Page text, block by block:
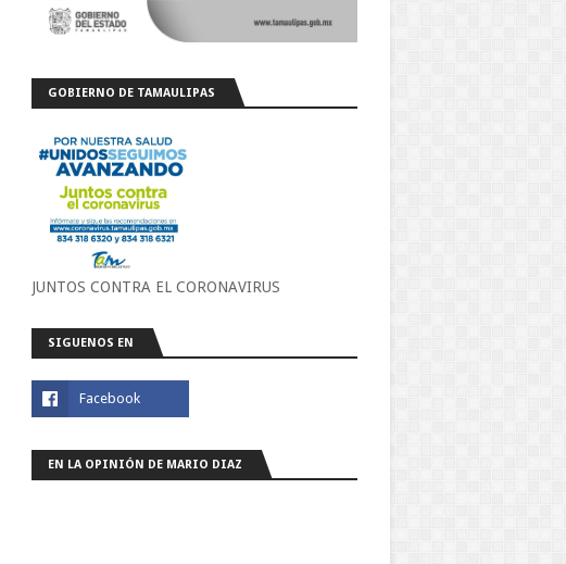
GOBIERNO DE TAMAULIPAS
JUNTOS CONTRA EL CORONAVIRUS
SIGUENOS EN
EN LA OPINIÓN DE MARIO DIAZ